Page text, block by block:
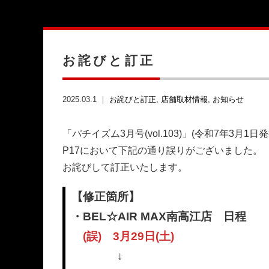
お詫びと訂正
2025.03.1 ｜ お詫びと訂正 店舗取材情報 お知らせ
「パチイズム3月号(vol.103)」(令和7年3月1日
P17において下記の通り誤りがございました。
お詫びして訂正いたします。
【修正箇所】
・BEL☆AIR MAX南高江店 日程
(誤) 3月29日(土)
↓